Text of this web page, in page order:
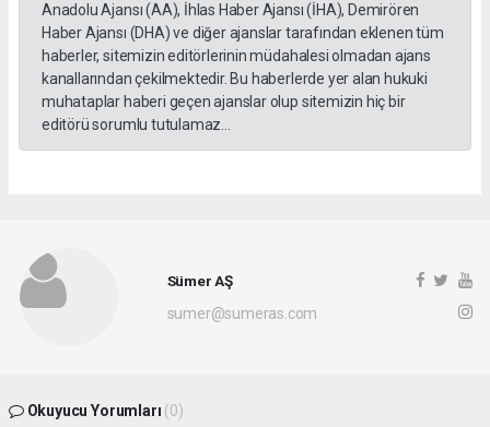
Anadolu Ajansı (AA), İhlas Haber Ajansı (İHA), Demirören
Haber Ajansı (DHA) ve diğer ajanslar tarafından eklenen tüm
haberler, sitemizin editörlerinin müdahalesi olmadan ajans
kanallarından çekilmektedir. Bu haberlerde yer alan hukuki
muhataplar haberi geçen ajanslar olup sitemizin hiç bir
editörü sorumlu tutulamaz...
Sümer AŞ
sumer@sumeras.com
Okuyucu Yorumları (0)